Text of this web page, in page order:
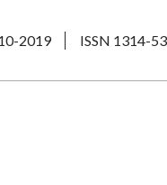
2019 ISSN 1314-